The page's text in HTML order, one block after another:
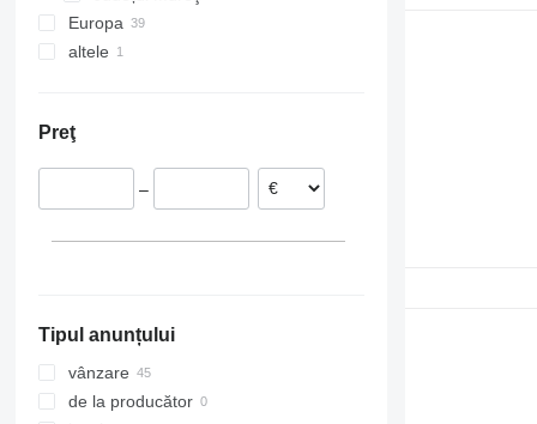
VNL
Europa
Belgia
Spania
altele
Preţ
–
Tipul anunțului
vânzare
de la producător